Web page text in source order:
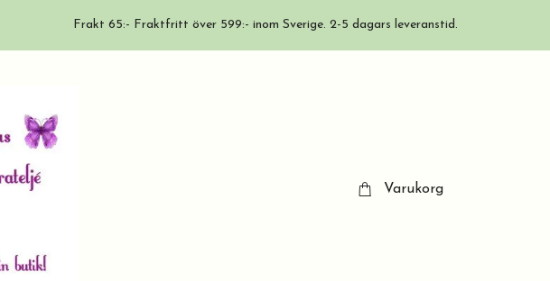
Frakt 65:- Fraktfritt över 599:- inom Sverige. 2-5 dagars leveranstid.
Varukorg